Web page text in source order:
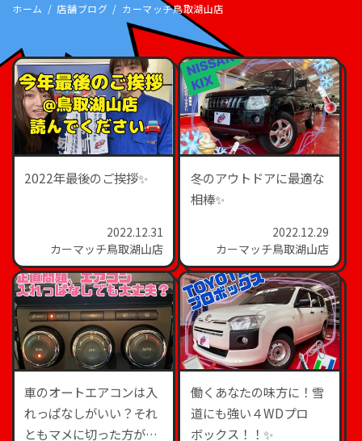
ホーム 店舗ブログ カーマッチ鳥取湖山店
2022年最後のご挨拶✨
2022.12.31
カーマッチ鳥取湖山店
冬のアウトドアに最適な
相棒✨
2022.12.29
カーマッチ鳥取湖山店
車のオートエアコンは入
れっぱなしがいい？それ
ともマメに切った方がい
働くあなたの味方に！雪
道にも強い４WDプロ
ボックス！！✨